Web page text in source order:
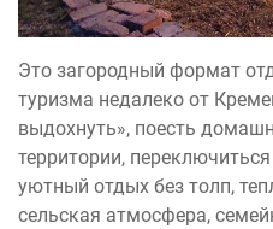
Это загородный формат
туризма недалеко от
выдохнуть», поесть
территории,
уютный отдых без толп,
сельская атмосфера,